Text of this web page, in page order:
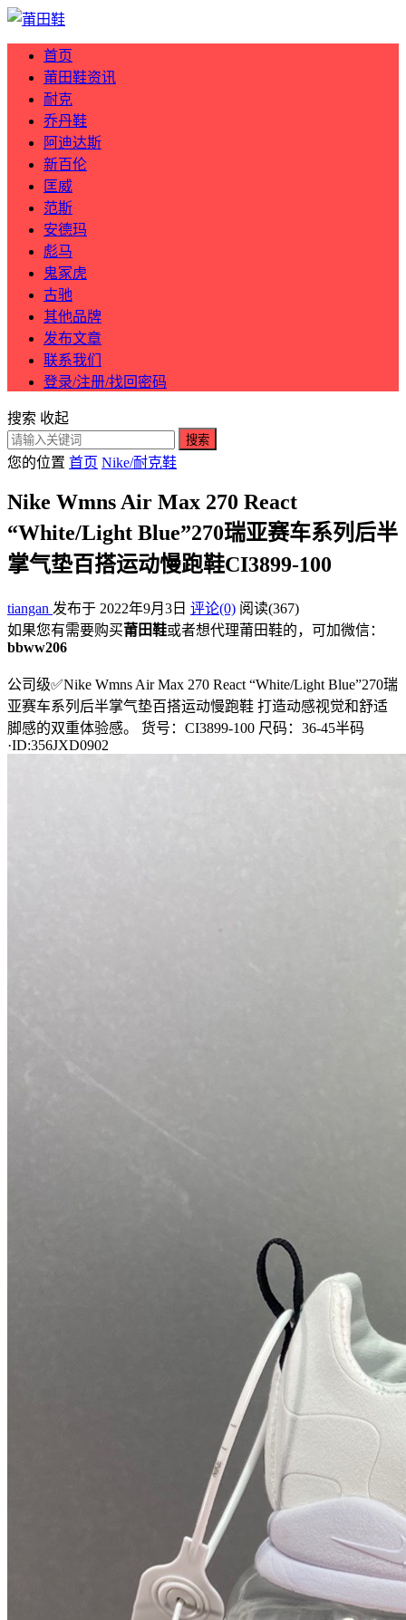
首页
莆田鞋资讯
耐克
乔丹鞋
阿迪达斯
新百伦
匡威
范斯
安德玛
彪马
鬼冢虎
古驰
其他品牌
发布文章
联系我们
登录/注册/找回密码
搜索 收起
搜索
您的位置 首页 Nike/耐克鞋
Nike Wmns Air Max 270 React
“White/Light Blue”270瑞亚赛车系列后半
掌气垫百搭运动慢跑鞋CI3899-100
tiangan 发布于 2022年9月3日 评论(0) 阅读(367)
如果您有需要购买莆田鞋或者想代理莆田鞋的，可加微信：
bbww206
公司级✅Nike Wmns Air Max 270 React “White/Light Blue”270瑞
亚赛车系列后半掌气垫百搭运动慢跑鞋 打造动感视觉和舒适
脚感的双重体验感。 货号：CI3899-100 尺码：36-45半码
·ID:356JXD0902